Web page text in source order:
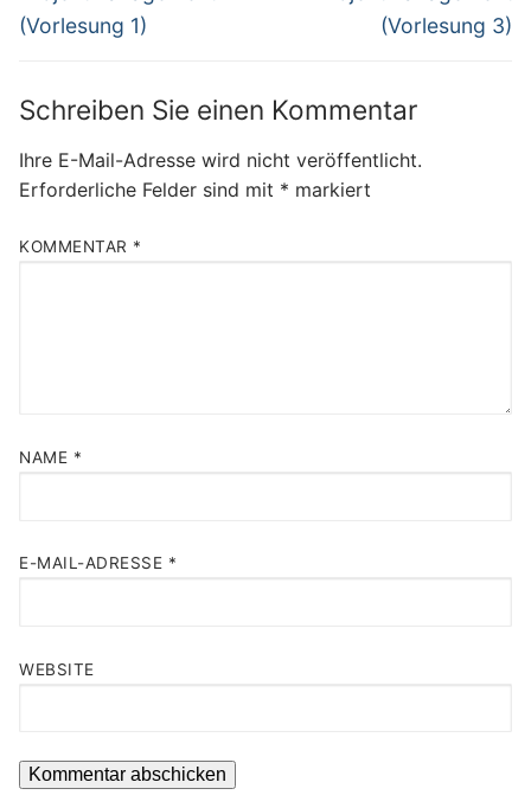
post:
(Vorlesung 1)
(Vorlesung 3)
Schreiben Sie einen Kommentar
Ihre E-Mail-Adresse wird nicht veröffentlicht.
Erforderliche Felder sind mit * markiert
KOMMENTAR *
NAME *
E-MAIL-ADRESSE *
WEBSITE